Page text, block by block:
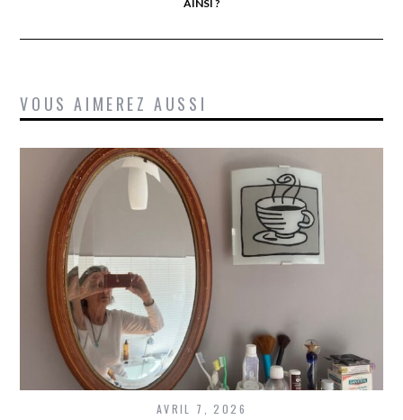
AINSI ?
VOUS AIMEREZ AUSSI
AVRIL 7, 2026